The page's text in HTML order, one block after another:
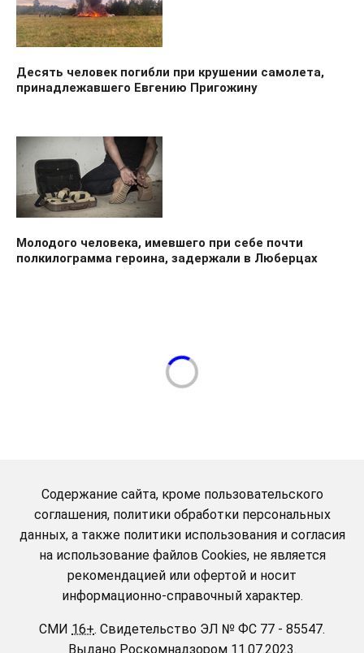
Десять человек погибли при крушении самолета,
принадлежавшего Евгению Пригожину
Молодого человека, имевшего при себе почти
полкилограмма героина, задержали в Люберцах
Содержание сайта, кроме пользовательского
соглашения, политики обработки персональных
данных, а также политики использования и согласия
на использование файлов Cookies, не является
рекомендацией или офертой и носит
информационно-справочный характер.
СМИ 16+. Свидетельство ЭЛ № ФС 77 - 85547.
Выдано Роскомнадзором11.07.2023.